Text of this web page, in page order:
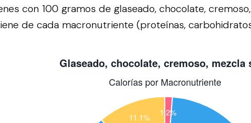
con 100 gramos de glaseado, chocolate,
de cada macronutriente (proteínas,